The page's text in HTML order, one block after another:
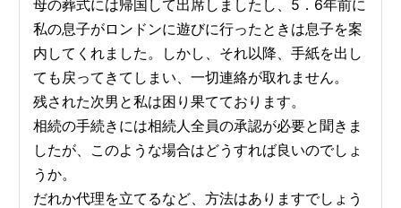
母の葬式には帰国して出席しましたし、5．6年前に
私の息子がロンドンに遊びに行ったときは息子を案
内してくれました。しかし、それ以降、手紙を出し
ても戻ってきてしまい、一切連絡が取れません。
残された次男と私は困り果てております。
相続の手続きには相続人全員の承認が必要と聞きま
したが、このような場合はどうすれば良いのでしょ
うか。
だれか代理を立てるなど、方法はありますでしょう